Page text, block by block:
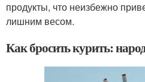
продукты, что неизбежно
лишним весом.
Как бросить курить: